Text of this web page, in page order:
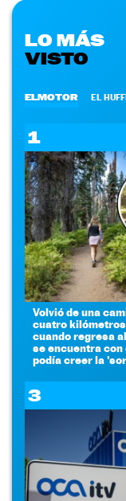
LO MÁS
VISTO
ELMOTOR EL
1
Volvió de una
cuatro
cuando regresa
se encuentra con
podía creer la
3